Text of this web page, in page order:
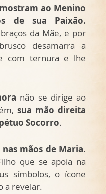
ao Menino
de sua Paixão.
da Mãe, e por
desamarra a
com ternura e lhe
não se dirige ao
sua mão direita
Socorro.
nas mãos de Maria.
que se apoia na
símbolos, o ícone
a revelar.